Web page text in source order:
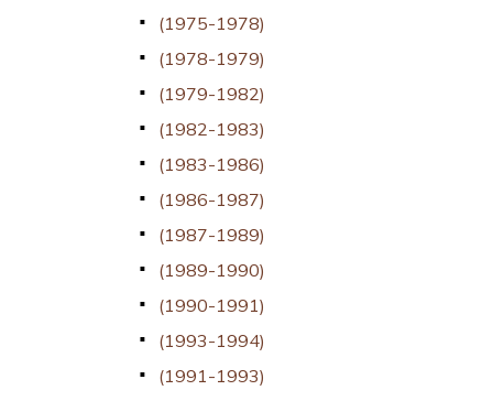
(1975-1978)
(1978-1979)
(1979-1982)
(1982-1983)
(1983-1986)
(1986-1987)
(1987-1989)
(1989-1990)
(1990-1991)
(1993-1994)
(1991-1993)